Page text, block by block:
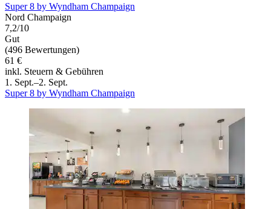
Super 8 by Wyndham Champaign
Nord Champaign
7,2/10
Gut
(496 Bewertungen)
61 €
inkl. Steuern & Gebühren
1. Sept.–2. Sept.
Super 8 by Wyndham Champaign